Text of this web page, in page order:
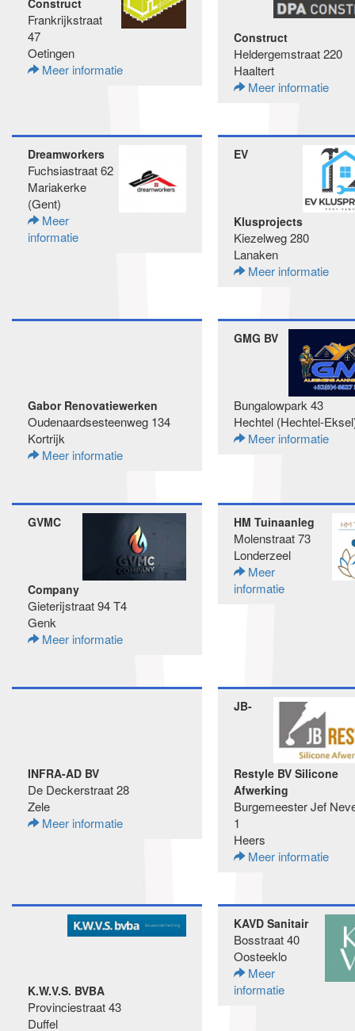
Construct
Frankrijkstraat
47
Oetingen
Meer informatie
Construct
Heldergemstraat 220
Haaltert
Meer informatie
Dreamworkers
Fuchsiastraat 62
Mariakerke
(Gent)
Meer
informatie
EV
Klusprojects
Kiezelweg 280
Lanaken
Meer informatie
Gabor Renovatiewerken
Oudenaardsesteenweg 134
Kortrijk
Meer informatie
GMG BV
Bungalowpark 43
Hechtel (Hechtel-
Meer informatie
GVMC
Company
Gieterijstraat 94 T4
Genk
Meer informatie
HM Tuinaanleg
Molenstraat 73
Londerzeel
Meer
informatie
INFRA-AD BV
De Deckerstraat 28
Zele
Meer informatie
JB-
Restyle BV Silicone
Afwerking
Burgemeester Jef
1
Heers
Meer informatie
K.W.V.S. BVBA
Provinciestraat 43
Duffel
KAVD Sanitair
Bosstraat 40
Oosteeklo
Meer
informatie